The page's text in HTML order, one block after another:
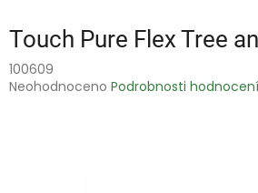
Touch Pure Flex Tree
100609
Průměrné
Neohodnoceno Podrobnosti hodnocení